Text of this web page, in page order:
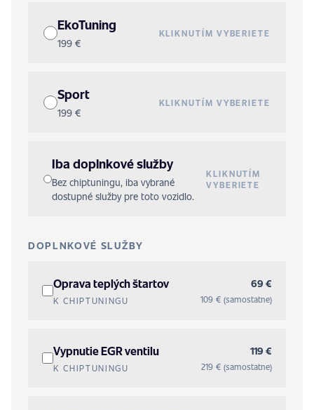
EkoTuning
199 €
KLIKNUTÍM VYBERIETE
Sport
199 €
KLIKNUTÍM VYBERIETE
Iba doplnkové služby
Bez chiptuningu, iba vybrané
dostupné služby pre toto vozidlo.
KLIKNUTÍM
VYBERIETE
DOPLNKOVÉ SLUŽBY
Oprava teplých štartov
K CHIPTUNINGU
69 €
109 € (samostatne)
Vypnutie EGR ventilu
K CHIPTUNINGU
119 €
219 € (samostatne)